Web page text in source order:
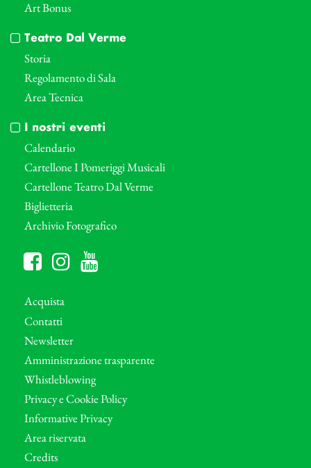
Art Bonus
Teatro Dal Verme
Storia
Regolamento di Sala
Area Tecnica
I nostri eventi
Calendario
Cartellone I Pomeriggi Musicali
Cartellone Teatro Dal Verme
Biglietteria
Archivio Fotografico
Acquista
Contatti
Newsletter
Amministrazione trasparente
Whistleblowing
Privacy e Cookie Policy
Informative Privacy
Area riservata
Credits